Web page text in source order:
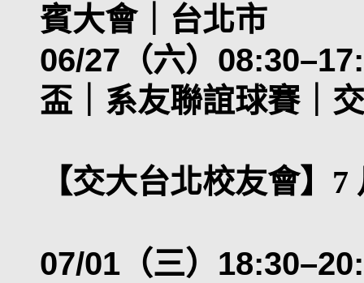
賓大會｜台北市
06/27（六）
盃｜系友聯誼球賽｜
【交大台北校友會】
07/01（三）